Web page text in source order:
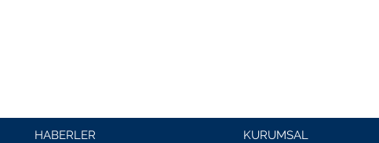
HABERLER KURUMSAL